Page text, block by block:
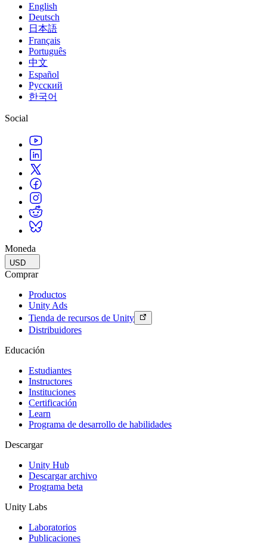
English
Deutsch
日本語
Français
Português
中文
Español
Русский
한국어
Social
Moneda
USD
Comprar
Productos
Unity Ads
Tienda de recursos de Unity
Distribuidores
Educación
Estudiantes
Instructores
Instituciones
Certificación
Learn
Programa de desarrollo de habilidades
Descargar
Unity Hub
Descargar archivo
Programa beta
Unity Labs
Laboratorios
Publicaciones